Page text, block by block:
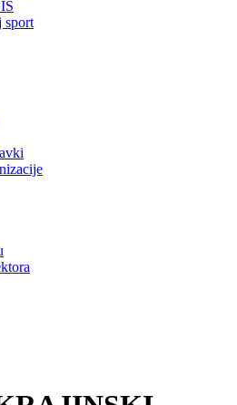
sport